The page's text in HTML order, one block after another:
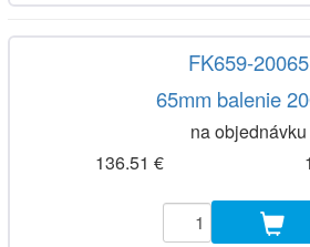
FK659-20065
65mm balenie
na objednávku
136.51 €